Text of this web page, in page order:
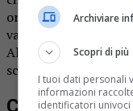
organizzare una
varie Mostre del vino
Alberto Bianchi –
scorso».
Cercasi
Archiviare
Scopri di più
I tuoi dati personali
informazioni
identificatori